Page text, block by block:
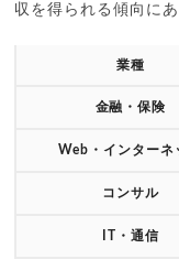
収を得られる傾向にあ
業種
金融・保険
Web・インターネ
コンサル
IT・通信